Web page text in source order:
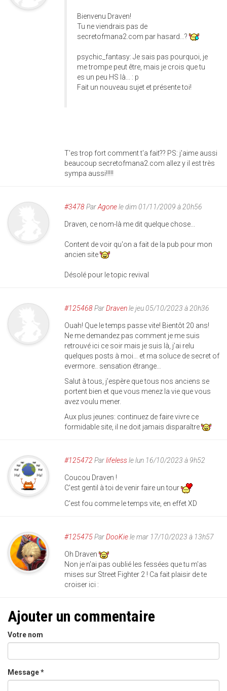
Bienvenu Draven!
Tu ne viendrais pas de
secretofmana2.com par hasard...?
psychic_fantasy: Je sais pas pourquoi, je
me trompe peut être, mais je crois que tu
es un peu HS là... : p
Fait un nouveau sujet et présente toi!
T'es trop fort comment t'a fait?? PS: j'aime aussi
beaucoup secretofmana2.com allez y il est très
sympa aussi!!!!!
#3478ParAgonele dim 01/11/2009 à 20h56
Draven, ce nom-là me dit quelque chose...
Content de voir qu'on a fait de la pub pour mon
ancien site
Désolé pour le topic revival
#125468ParDravenle jeu 05/10/2023 à 20h36
Ouah! Que le temps passe vite! Bientôt 20 ans!
Ne me demandez pas comment je me suis
retrouvé ici ce soir mais je suis là, j’ai relu
quelques posts à moi… et ma soluce de secret of
evermore.. sensation étrange…
Salut à tous, j’espère que tous nos anciens se
portent bien et que vous menez la vie que vous
avez voulu mener.
Aux plus jeunes: continuez de faire vivre ce
formidable site, il ne doit jamais disparaître
#125472 Parlifelessle lun 16/10/2023 à 9h52
Coucou Draven !
C'est gentil à toi de venir faire un tour
C'est fou comme le temps vite, en effet XD
#125475ParDooKiele mar 17/10/2023 à 13h57
Oh Draven
Non je n'ai pas oublié les fessées que tu m'as
mises sur Street Fighter 2 ! Ca fait plaisir de te
croiser ici :
Ajouter un commentaire
Votre nom
Message*